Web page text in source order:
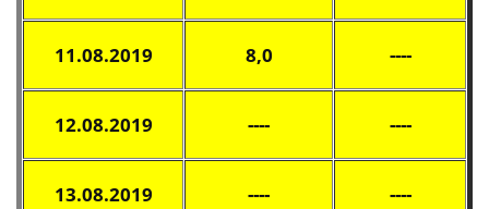
11.08.2019 8,0 ----
12.08.2019 ---- ----
13.08.2019 ---- ----